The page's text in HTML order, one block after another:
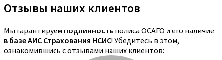
Отзывы наших клиентов
Мы гарантируем подлинность полиса ОСАГО и его наличие
в базе АИС Страхования НСИС! Убедитесь в этом,
ознакомившись с отзывами наших клиентов: